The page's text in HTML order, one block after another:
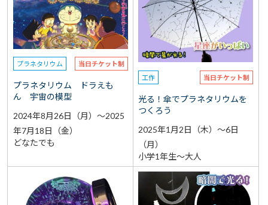
予約 選択なし
参加費（入館料別途） 選択なし
再検索をする
プラネタリウム 当日チケット制
プラネタリウム ドラえも
ん 宇宙の模型
2024年8月26日（月）～2025
年7月18日（金）
どなたでも
工作 当日チケット制
光る！傘でプラネタリウムを
つくろう
2025年1月2日（木）～6日
（月）
小学1年生～大人